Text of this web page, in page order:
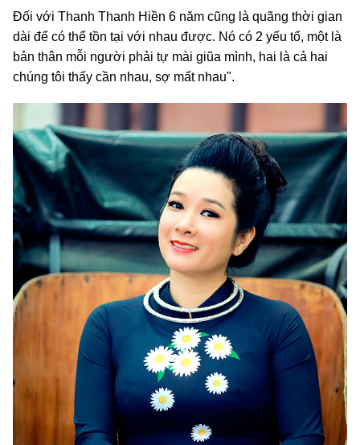
Đối với Thanh Thanh Hiền 6 năm cũng là quãng thời gian
dài để có thể tồn tại với nhau được. Nó có 2 yếu tố, một là
bản thân mỗi người phải tự mài giũa mình, hai là cả hai
chúng tôi thấy cần nhau, sợ mất nhau".